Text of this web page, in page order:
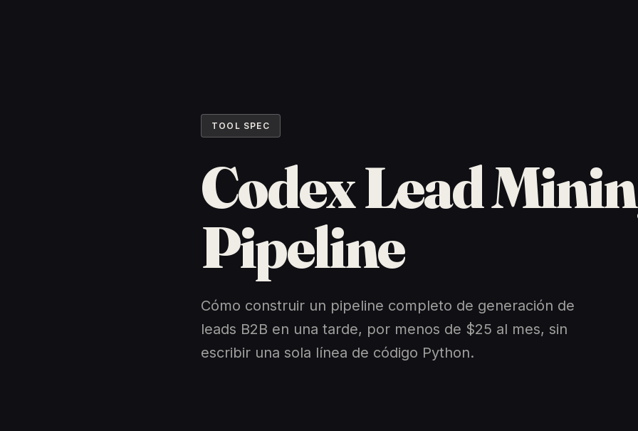
TOOL SPEC
Codex Lead
Pipeline
Cómo construir un pipeline completo de generación de
leads B2B en una tarde, por menos de $25 al mes, sin
escribir una sola línea de código Python.